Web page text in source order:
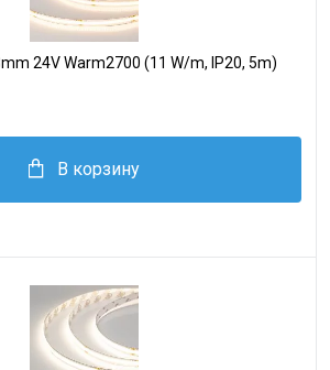
24V Warm2700 (11 W/m, IP20, 5m)
В корзину